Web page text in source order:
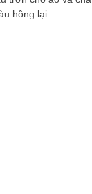
hồng lại.